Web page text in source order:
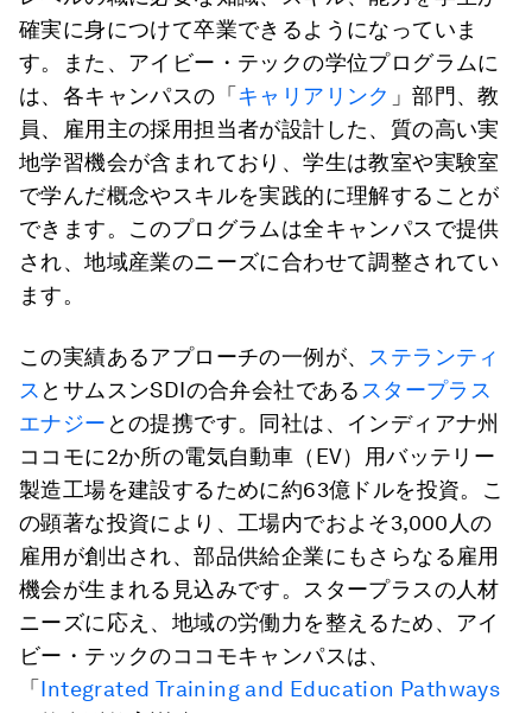
確実に身につけて卒業できるようになっていま
す。また、アイビー・テックの学位プログラムに
は、各キャンパスの「 キャリアリンク 」部門、教
員、雇用主の採用担当者が設計した、質の高い実
地学習機会が含まれており、学生は教室や実験室
で学んだ概念やスキルを実践的に理解することが
できます。このプログラムは全キャンパスで提供
され、地域産業のニーズに合わせて調整されてい
ます。
この実績あるアプローチの一例が、
ステランティ
ス とサムスンSDIの合弁会社である スタープラス
エナジー との提携です。同社は、インディアナ州
ココモに2か所の電気自動車（EV）用バッテリー
製造工場を建設するために約63億ドルを投資。こ
の顕著な投資により、工場内でおよそ3,000人の
雇用が創出され、部品供給企業にもさらなる雇用
機会が生まれる見込みです。スタープラスの人材
ニーズに応え、地域の労働力を整えるため、アイ
ビー・テックのココモキャンパスは、
「 Integrated Training and Education Pathways